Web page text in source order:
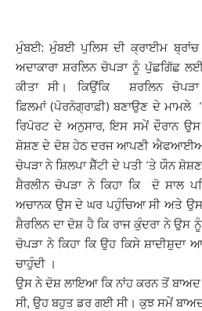
ਮੁੰਬਈ:ਮੁੰਬਈ ਪੁਲਿਸ ਦੀ ਕ੍ਰਾਈਮ
ਅਦਾਕਾਰਾ ਸ਼ਰਲਿਨ ਚੋਪੜਾ ਨੂੰ ਪੁੱਛਗਿੱਛ
ਕੀਤਾ ਸੀ। ਕਿਉਂਕਿ ਸ਼ਰਲਿਨ
ਫ਼ਿਲਮਾਂ (ਪੋਰਨੋਗ੍ਰਾਫ਼ੀ) ਬਣਾਉਣ ਦੇ ਮਾਮਲੇ
ਰਿਪੋਰਟ ਦੇ ਅਨੁਸਾਰ, ਇਸ ਸਮੇਂ ਦੌਰਾਨ ਉਸ
ਸ਼ੋਸ਼ਣ ਦੇ ਦੋਸ਼ ਹੇਠ ਦਰਜ ਆਪਣੀ ਐਫਆਈਆਰ
ਚੋਪੜਾ ਨੇ ਸ਼ਿਲਪਾ ਸ਼ੈੱਟੀ ਦੇ ਪਤੀ ‘ਤੇ ਯੌਨ
ਸ਼ੈਰਲੀਨ ਚੋਪੜਾ ਨੇ ਕਿਹਾ ਕਿ ਦੋ ਸਾਲ
ਅਚਾਨਕ ਉਸ ਦੇ ਘਰ ਪਹੁੰਚਿਆ ਸੀ ਅਤੇ ਉਸ
ਸ਼ੈਰਲਿਨ ਦਾ ਦੋਸ਼ ਹੈ ਕਿ ਰਾਜ ਕੁੰਦਰਾ ਨੇ ਉਸ
ਚੋਪੜਾ ਨੇ ਕਿਹਾ ਕਿ ਉਹ ਕਿਸੇ ਸ਼ਾਦੀਸ਼ੁਦਾ
ਚਾਹੁੰਦੀ ।
ਉਸ ਨੇ ਦੋਸ਼ ਲਾਇਆ ਕਿ ਨਾਂਹ ਕਰਨ ਤੋਂ ਬਾਅਦ
ਸੀ, ਉਹ ਬਹੁਤ ਡਰ ਗਈ ਸੀ। ਕੁਝ ਸਮੇਂ